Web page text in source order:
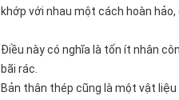
khớp với nhau một cách hoàn
Điều này có nghĩa là tốn ít nhân
bãi rác.
Bản thân thép cũng là một vật